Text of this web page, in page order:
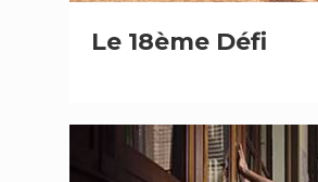
Le 18ème Défi